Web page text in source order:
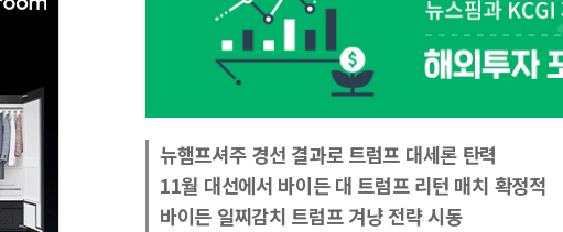
뉴햄프셔주 경선 결과로 트럼프 대세론 탄력
11월 대선에서 바이든 대 트럼프 리턴 매치 확정적
바이든 일찌감치 트럼프 겨냥 전략 시동